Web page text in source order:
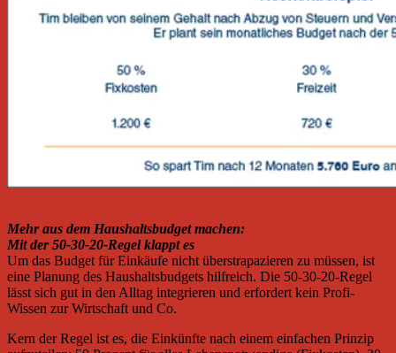
Mehr aus dem Haushaltsbudget machen:
Mit der 50-30-20-Regel klappt es
Um das Budget für Einkäufe nicht überstrapazieren zu müssen, ist
eine Planung des Haushaltsbudgets hilfreich. Die 50-30-20-Regel
lässt sich gut in den Alltag integrieren und erfordert kein Profi-
Wissen zur Wirtschaft und Co.
Kern der Regel ist es, die Einkünfte nach einem einfachen Prinzip